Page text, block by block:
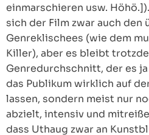
einmarschieren usw.
sich der Film zwar auch den
Genreklischees (wie dem
Killer), aber es bleibt
Genredurchschnitt, der es
das Publikum wirklich auf
lassen, sondern meist nur
abzielt, intensiv und
dass Uthaug zwar an